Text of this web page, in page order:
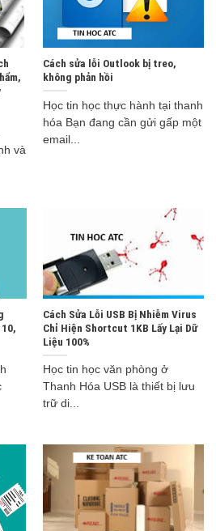
và
Cách sửa lỗi Outlook bị treo,
không phản hồi
Học tin học thực hành tại thanh
hóa Bạn đang cần gửi gấp một
email...
Cách Sửa Lỗi USB Bị Nhiễm Virus
Chỉ Hiện Shortcut 1KB Lấy Lại Dữ
Liệu 100%
Học tin học văn phòng ở
Thanh Hóa USB là thiết bị lưu
trữ di...